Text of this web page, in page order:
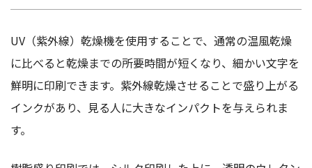
UV（紫外線）乾燥機を使用することで、通常の温風乾燥
に比べると乾燥までの所要時間が短くなり、細かい文字を
鮮明に印刷できます。紫外線乾燥させることで盛り上がる
インクがあり、見る人に大きなインパクトを与えられま
す。